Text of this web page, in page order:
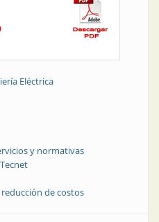
Eléctrica
y normativas
Tecnet
reducción de costos